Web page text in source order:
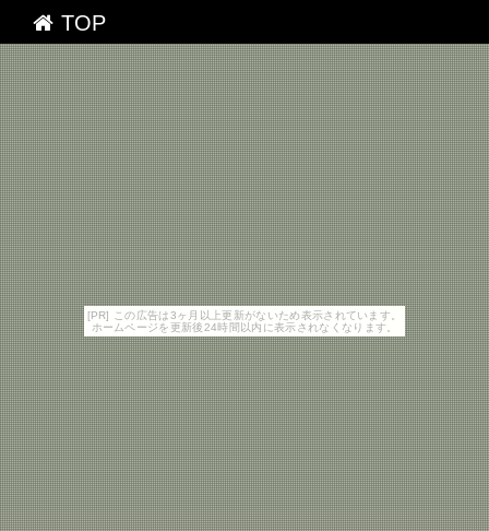
[PR] この広告は3ヶ月以上更新がないため表示されています。
ホームページを更新後24時間以内に表示されなくなります。
TOP